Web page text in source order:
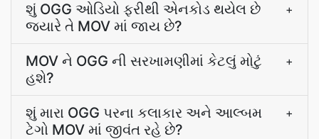
શું OGG ઓડિયો ફરીથી એનકોડ થયેલ છે
જ્યારે તે MOV માં જાય છે?
+
MOV ને OGG ની સરખામણીમાં કેટલું મોટું
હશે?
+
શું મારા OGG પરના કલાકાર અને આલ્બમ
ટેગો MOV માં જીવંત રહે છે?
+